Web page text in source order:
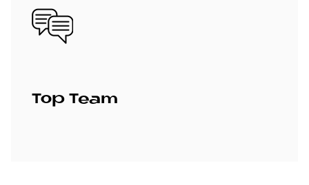
Bild
Top Team